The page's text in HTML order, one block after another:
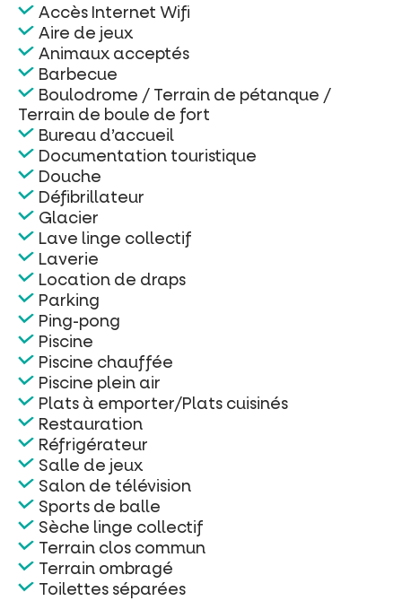
Accès Internet Wifi
Aire de jeux
Animaux acceptés
Barbecue
Boulodrome / Terrain de pétanque /
Terrain de boule de fort
Bureau d’accueil
Documentation touristique
Douche
Défibrillateur
Glacier
Lave linge collectif
Laverie
Location de draps
Parking
Ping-pong
Piscine
Piscine chauffée
Piscine plein air
Plats à emporter/Plats cuisinés
Restauration
Réfrigérateur
Salle de jeux
Salon de télévision
Sports de balle
Sèche linge collectif
Terrain clos commun
Terrain ombragé
Toilettes séparées